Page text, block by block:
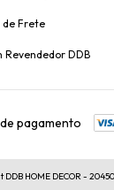
de Frete
Revendedor DDB
pagamento
DDB HOME DECOR -